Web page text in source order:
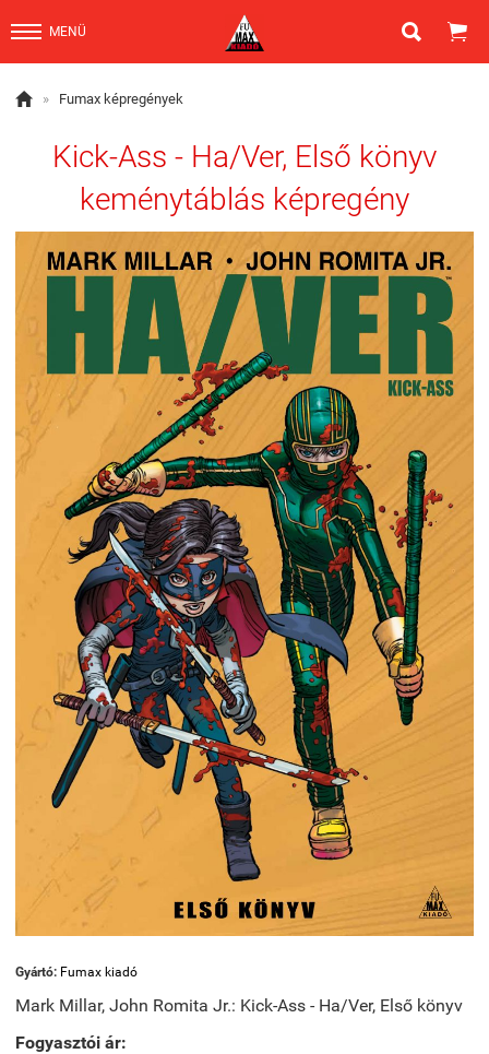
MENÜ  
 » Fumax képregények
Kick-Ass - Ha/Ver, Első könyv
keménytáblás képregény
Gyártó: Fumax kiadó
Mark Millar, John Romita Jr.: Kick-Ass - Ha/Ver, Első könyv
Fogyasztói ár: